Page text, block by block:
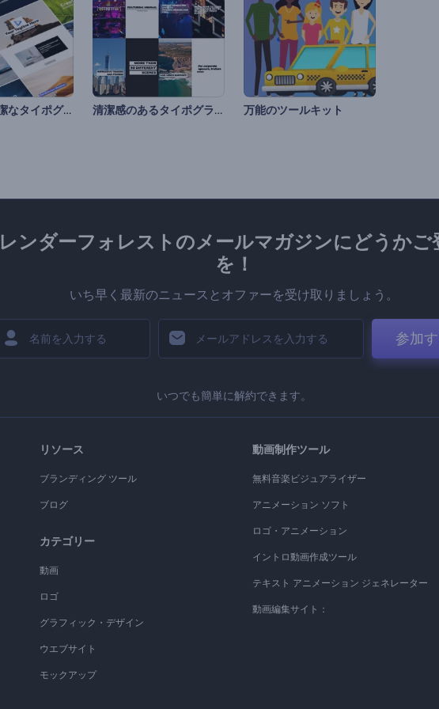
SNS用の簡潔なタイポグラフィ 清潔感のあるタイポグラフィパック 万能のツールキット
レンダーフォレストのメールマガジンにどうかご
を！
いち早く最新のニュースとオファーを受け取りましょう。
参加
いつでも簡単に解約できます。
リソース
ブランディング ツール
ブログ
カテゴリー
動画
ロゴ
グラフィック・デザイン
ウエブサイト
モックアップ
動画制作ツール
無料音楽ビジュアライザー
アニメーション ソフト
ロゴ・アニメーション
イントロ動画作成ツール
テキスト アニメーション ジェネレーター
動画編集サイト：